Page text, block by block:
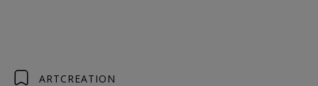
ARTCREATION